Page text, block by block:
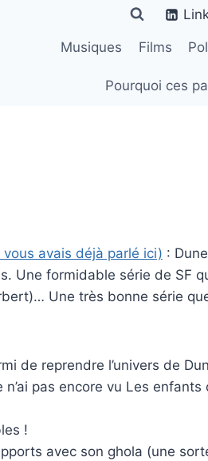
Musiques Films
Pourquoi ces
avais déjà parlé ici) :
Une formidable série de SF
Une très bonne série
de reprendre l’univers de
pas encore vu Les
!
avec son ghola (une